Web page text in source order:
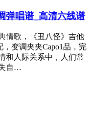
弹唱谱_高清六线谱
情歌，《丑八怪》吉他
变调夹夹Capo1品，完
和人际关系中，人们常
自…